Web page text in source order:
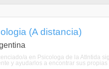
(A distancia)
a en Psicologa de la Atlntida
y ayudarlos a encontrar sus